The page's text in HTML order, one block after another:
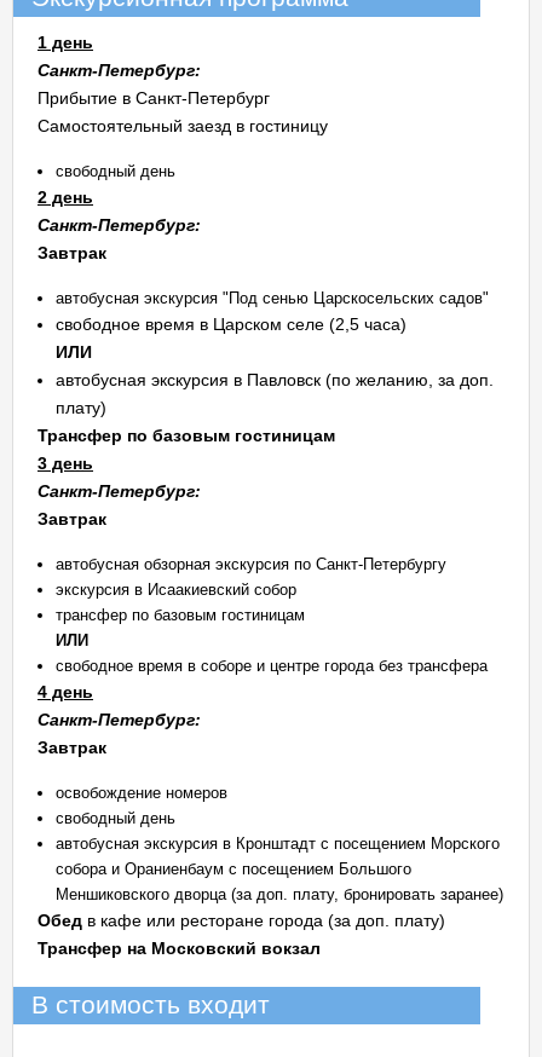
1 день
Санкт-Петербург:
Прибытие в Санкт-Петербург
Самостоятельный заезд в гостиницу
свободный день
2 день
Санкт-Петербург:
Завтрак
автобусная экскурсия "Под сенью Царскосельских садов"
свободное время в Царском селе (2,5 часа)
ИЛИ
автобусная экскурсия в Павловск (по желанию, за доп.
плату)
Трансфер по базовым гостиницам
3 день
Санкт-Петербург:
Завтрак
автобусная обзорная экскурсия по Санкт-Петербургу
экскурсия в Исаакиевский cобор
трансфер по базовым гостиницам
ИЛИ
свободное время в соборе и центре города без трансфера
4 день
Санкт-Петербург:
Завтрак
освобождение номеров
свободный день
автобусная экскурсия в Кронштадт с посещением Морского
собора и Ораниенбаум с посещением Большого
Меншиковского дворца (за доп. плату, бронировать заранее)
Обед в кафе или ресторане города (за доп. плату)
Трансфер на Московский вокзал
В стоимость входит